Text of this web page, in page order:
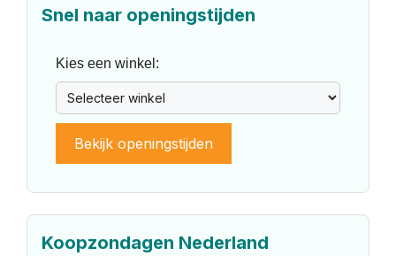
Snel naar openingstijden
Kies een winkel:
Bekijk openingstijden
Koopzondagen Nederland